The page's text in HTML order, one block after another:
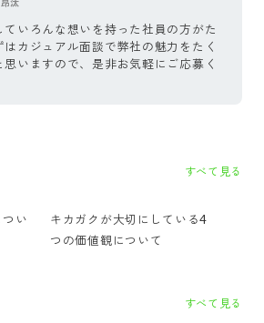
汰
いろんな想いを持った社員の方がた
はカジュアル面談で弊社の魅力をたく
いますので、是非お気軽にご応募く
すべて見る
い
キカガクが大切にしている4
つの価値観について
すべて見る